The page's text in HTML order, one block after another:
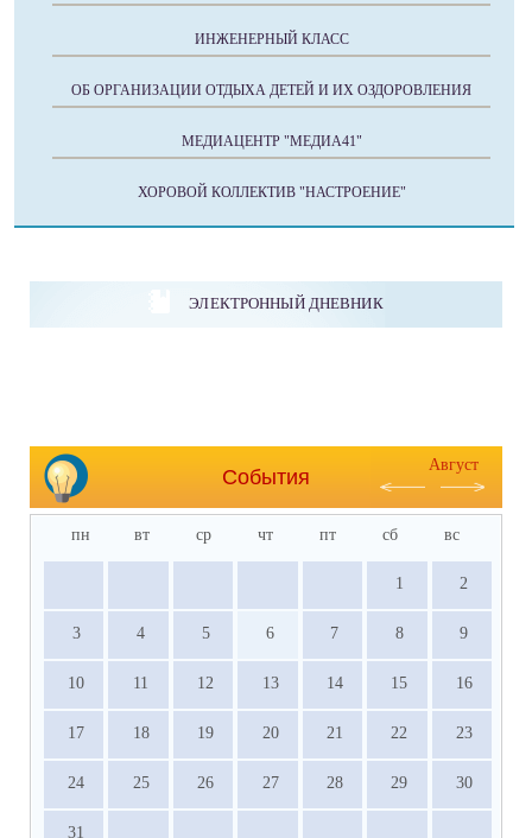
ИНЖЕНЕРНЫЙ КЛАСС
ОБ ОРГАНИЗАЦИИ ОТДЫХА ДЕТЕЙ И ИХ ОЗДОРОВЛЕНИЯ
МЕДИАЦЕНТР "МЕДИА41"
ХОРОВОЙ КОЛЛЕКТИВ "НАСТРОЕНИЕ"
ЭЛЕКТРОННЫЙ ДНЕВНИК
События
Август
пн вт ср чт пт сб вс
1 2
3 4 5 6 7 8 9
10 11 12 13 14 15 16
17 18 19 20 21 22 23
24 25 26 27 28 29 30
31